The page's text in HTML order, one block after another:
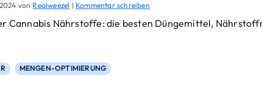
von Realweezel | Kommentar schreiben
Cannabis Nährstoffe: die besten Düngemittel,
MENGEN-OPTIMIERUNG